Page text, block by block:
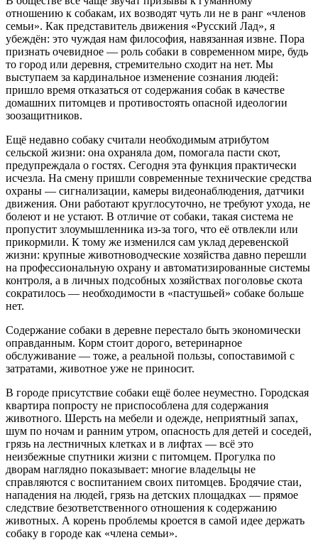
отношению к собакам, их возводят чуть ли не в ранг «членов
семьи». Как представитель движения «Русский Лад», я
убеждён: это чуждая нам философия, навязанная извне. Пора
признать очевидное — роль собаки в современном мире, будь
то город или деревня, стремительно сходит на нет. Мы
выступаем за кардинальное изменение сознания людей:
пришло время отказаться от содержания собак в качестве
домашних питомцев и противостоять опасной идеологии
зоозащитников.
Ещё недавно собаку считали необходимым атрибутом
сельской жизни: она охраняла дом, помогала пасти скот,
предупреждала о гостях. Сегодня эта функция практически
исчезла. На смену пришли современные технические средства
охраны — сигнализации, камеры видеонаблюдения, датчики
движения. Они работают круглосуточно, не требуют ухода, не
болеют и не устают. В отличие от собаки, такая система не
пропустит злоумышленника из‑за того, что её отвлекли или
прикормили. К тому же изменился сам уклад деревенской
жизни: крупные животноводческие хозяйства давно перешли
на профессиональную охрану и автоматизированные системы
контроля, а в личных подсобных хозяйствах поголовье скота
сократилось — необходимости в «пастушьей» собаке больше
нет.
Содержание собаки в деревне перестало быть экономически
оправданным. Корм стоит дорого, ветеринарное
обслуживание — тоже, а реальной пользы, сопоставимой с
затратами, животное уже не приносит.
В городе присутствие собаки ещё более неуместно. Городская
квартира попросту не приспособлена для содержания
животного. Шерсть на мебели и одежде, неприятный запах,
шум по ночам и ранним утром, опасность для детей и соседей,
грязь на лестничных клетках и в лифтах — всё это
неизбежные спутники жизни с питомцем. Прогулка по
дворам наглядно показывает: многие владельцы не
справляются с воспитанием своих питомцев. Бродячие стаи,
нападения на людей, грязь на детских площадках — прямое
следствие безответственного отношения к содержанию
животных. А корень проблемы кроется в самой идее держать
собаку в городе как «члена семьи».